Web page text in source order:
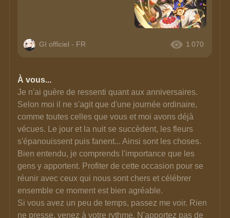
GI officiel - FR 1 070
À vous...
Je n'ai guère de ressenti quant aux anniversaires.
Selon moi il ne s'agit que d'une journée ordinaire,
comme toutes celles que vous et moi avons déjà
vécues. Le jour et la nuit se succèdent, les fleurs
s'épanouissent puis fanent... Ainsi sont les choses.
Bien entendu, je comprends l'importance que les
gens y apportent. Profiter de cette occasion pour se
réunir avec ceux qui nous sont chers et célébrer
ensemble ce moment est bien agréable.
Si vous avez un peu de temps, passez me voir. Rien
ne presse, venez à votre rythme. N'apportez pas de